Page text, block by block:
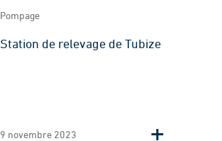
Pompage
Station de relevage de Tubize
9 novembre 2023